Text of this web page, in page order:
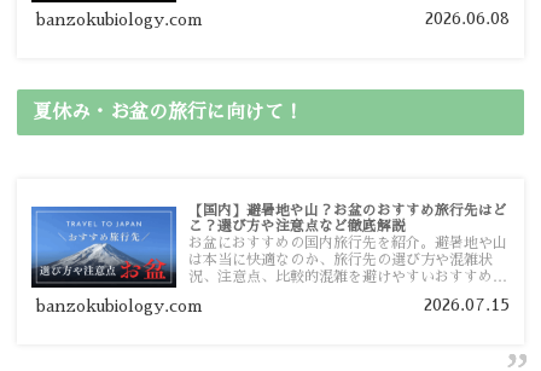
ガイドマップからスムーズに見つけていただけま
banzokubiology.com 2026.06.08
夏休み・お盆の旅行に向けて！
【国内】避暑地や山？お盆のおすすめ旅行先はど
こ？選び方や注意点など徹底解説
お盆におすすめの国内旅行先を紹介。避暑地や山
は本当に快適なのか、旅行先の選び方や混雑状
況、注意点、比較的混雑を避けやすいおすすめス
す。
banzokubiology.com 2026.07.15